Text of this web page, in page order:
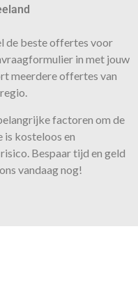
de besteoffertes voor
in met jouw
meerdere offertes van
factoren om de
is kosteloos en
Bespaar tijd en geld
vandaag nog!